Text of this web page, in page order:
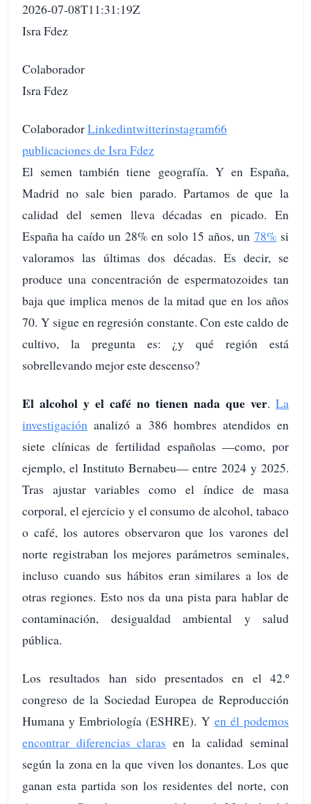
2026-07-08T11:31:19Z
Isra Fdez
Colaborador
Isra Fdez
ColaboradorLinkedintwitterinstagram66
publicaciones de Isra Fdez
El semen también tiene geografía. Y en España,
Madrid no sale bien parado. Partamos de que la
calidad del semen lleva décadas en picado. En
España ha caído un 28% en solo 15 años, un 78% si
valoramos las últimas dos décadas. Es decir, se
produce una concentración de espermatozoides tan
baja que implica menos de la mitad que en los años
70. Y sigue en regresión constante. Con este caldo de
cultivo, la pregunta es: ¿y qué región está
sobrellevando mejor este descenso?
El alcohol y el café no tienen nada que ver. La
investigación analizó a 386 hombres atendidos en
siete clínicas de fertilidad españolas —como, por
ejemplo, el Instituto Bernabeu— entre 2024 y 2025.
Tras ajustar variables como el índice de masa
corporal, el ejercicio y el consumo de alcohol, tabaco
o café, los autores observaron que los varones del
norte registraban los mejores parámetros seminales,
incluso cuando sus hábitos eran similares a los de
otras regiones. Esto nos da una pista para hablar de
contaminación, desigualdad ambiental y salud
pública.
Los resultados han sido presentados en el 42.º
congreso de la Sociedad Europea de Reproducción
Humana y Embriología (ESHRE). Y en él podemos
encontrar diferencias claras en la calidad seminal
según la zona en la que viven los donantes. Los que
ganan esta partida son los residentes del norte, con